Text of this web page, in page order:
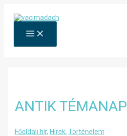
content
MAIN
MENU
ANTIK TÉMANAP
Főoldali hír, Hírek, Történelem